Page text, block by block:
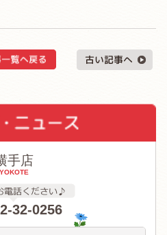
手店
YOKOTE
32-0256